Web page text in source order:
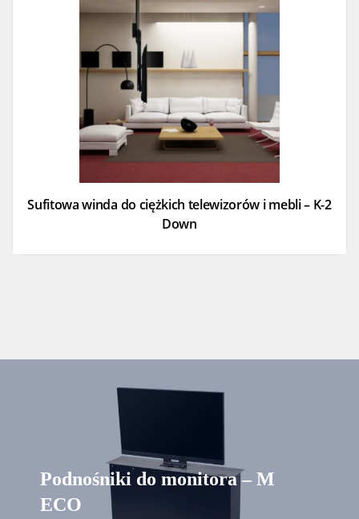
Sufitowa winda do ciężkich telewizorów i mebli – K-2
Down
Podnośniki do monitora – M
ECO